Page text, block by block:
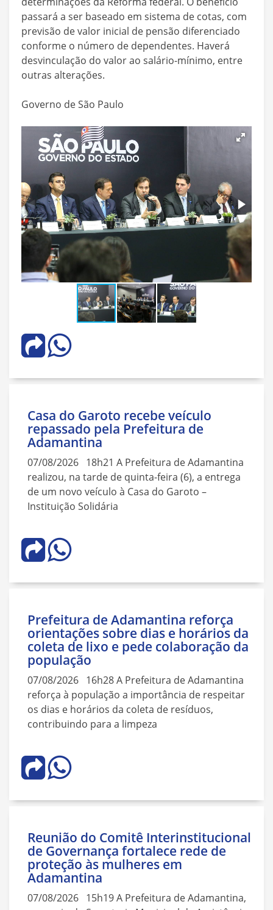
passará a ser baseado em sistema de cotas, com
previsão de valor inicial de pensão diferenciado
conforme o número de dependentes. Haverá
desvinculação do valor ao salário-mínimo, entre
outras alterações.
Governo de São Paulo
Casa do Garoto recebe veículo
repassado pela Prefeitura de
Adamantina
07/08/2026 18h21 A Prefeitura de Adamantina
realizou, na tarde de quinta-feira (6), a entrega
de um novo veículo à Casa do Garoto –
Instituição Solidária
Prefeitura de Adamantina reforça
orientações sobre dias e horários da
coleta de lixo e pede colaboração da
população
07/08/2026 16h28 A Prefeitura de Adamantina
reforça à população a importância de respeitar
os dias e horários da coleta de resíduos,
contribuindo para a limpeza
Reunião do Comitê Interinstitucional
de Governança fortalece rede de
proteção às mulheres em
Adamantina
07/08/2026 15h19 A Prefeitura de Adamantina,